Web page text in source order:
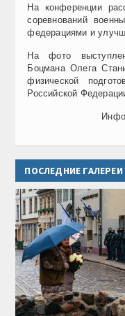
На конференции
соревнований
федерациями и
На фото
Боцмана Олега
физической
Российской
ПОСЛЕДНИЕ ГАЛЕРЕИ